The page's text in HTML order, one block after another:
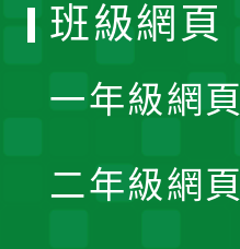
班級網頁
一年級網頁
二年級網頁